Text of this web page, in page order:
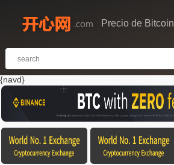
Precio de Bitcoin
{navd}